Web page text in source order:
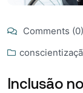
Comments (0)
Inclusão